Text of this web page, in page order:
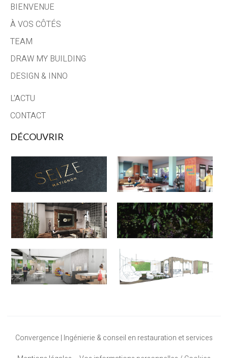
BIENVENUE
À VOS CÔTÉS
TEAM
DRAW MY BUILDING
DESIGN & INNO
L'ACTU
CONTACT
DÉCOUVRIR
Convergence | Ingénierie & conseil en restauration et services